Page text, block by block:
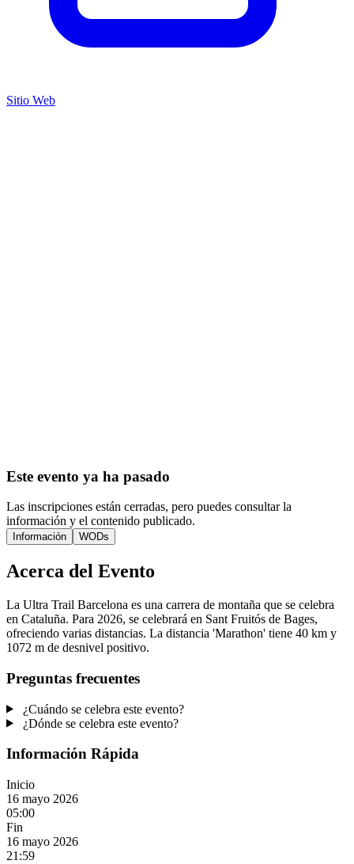
Sitio Web
Este evento ya ha pasado
Las inscripciones están cerradas, pero puedes consultar la
información y el contenido publicado.
Información WODs
Acerca del Evento
La Ultra Trail Barcelona es una carrera de montaña que se celebra
en Cataluña. Para 2026, se celebrará en Sant Fruitós de Bages,
ofreciendo varias distancias. La distancia 'Marathon' tiene 40 km y
1072 m de desnivel positivo.
Preguntas frecuentes
¿Cuándo se celebra este evento?
¿Dónde se celebra este evento?
Información Rápida
Inicio
16 mayo 2026
05:00
Fin
16 mayo 2026
21:59